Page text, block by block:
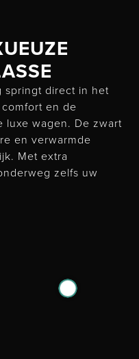
springt direct in het
en de
luxe wagen. De zwart
en verwarmde
Met extra
zelfs uw